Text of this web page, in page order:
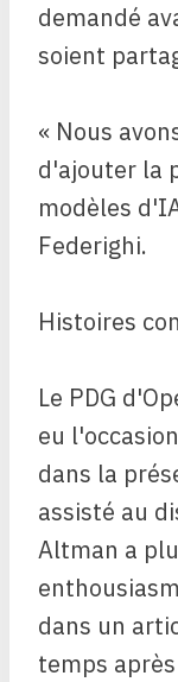
demandé
soient
« Nous
d'ajouter la
modèles
Federighi.
Histoires
Le PDG
eu
dans la
assisté au
Altman a
dans un
temps